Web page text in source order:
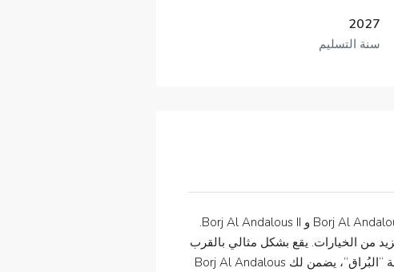
2027
سنة التسليم
يجسد Borj Al Andalous III التفوق والأناقة، متبعاً الطريق الممهدة بواسطة Borj Al Andalous I و Borj Al Andalous II.
من الخيارات. يقع بشكل مثالي بالقرب
من فنادق راقية ومطاعم فاخرة ومركز تسوق أنيق، ومحطة قطار السرعة الفائقة “البُراق”، يضمن لك Borj Al Andalous